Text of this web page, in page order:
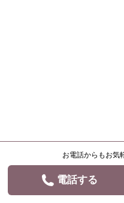
お電話からもお気
電話する